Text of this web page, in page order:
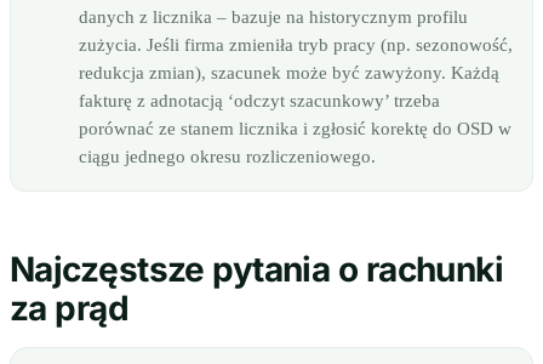
danych z licznika – bazuje na historycznym profilu
zużycia. Jeśli firma zmieniła tryb pracy (np. sezonowość,
redukcja zmian), szacunek może być zawyżony. Każdą
fakturę z adnotacją ‘odczyt szacunkowy’ trzeba
porównać ze stanem licznika i zgłosić korektę do OSD w
ciągu jednego okresu rozliczeniowego.
Najczęstsze pytania o rachunki
za prąd